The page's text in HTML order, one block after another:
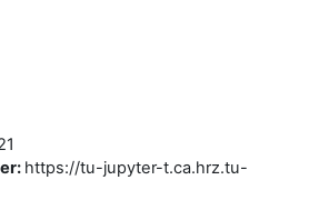
: https://tu-jupyter-t.ca.hrz.tu-